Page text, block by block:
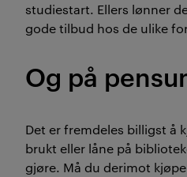
studiestart. Ellers lønner
gode tilbud hos de ulike
Og på
Det er fremdeles billigst å
brukt eller låne på
gjøre. Må du derimot